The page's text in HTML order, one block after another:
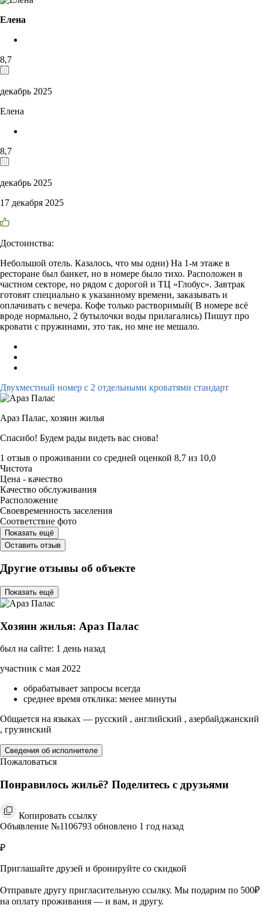
Елена
8,7
декабрь 2025
Елена
8,7
декабрь 2025
17 декабря 2025
Достоинства:
Небольшой отель. Казалось, что мы одни) На 1-м этаже в
ресторане был банкет, но в номере было тихо. Расположен в
частном секторе, но рядом с дорогой и ТЦ «Глобус». Завтрак
готовят специально к указанному времени, заказывать и
оплачивать с вечера. Кофе только растворимый( В номере всё
вроде нормально, 2 бутылочки воды прилагались) Пишут про
кровати с пружинами, это так, но мне не мешало.
Двухместный номер с 2 отдельными кроватями стандарт
Араз Палас, хозяин жилья
Спасибо! Будем рады видеть вас снова!
1 отзыв о проживании со средней оценкой 8,7 из 10,0
Чистота
Цена - качество
Качество обслуживания
Расположение
Своевременность заселения
Соответствие фото
Показать ещё
Оставить отзыв
Другие отзывы об объекте
Показать ещё
Хозяин жилья: Араз Палас
был на сайте: 1 день назад
участник с мая 2022
обрабатывает запросы всегда
среднее время отклика: менее минуты
Общается на языках — русский , английский , азербайджанский
, грузинский
Сведения об исполнителе
Пожаловаться
Понравилось жильё? Поделитесь с друзьями
Копировать ссылку
Объявление №1106793 обновлено 1 год назад
₽
Приглашайте друзей и бронируйте со скидкой
Отправьте другу пригласительную ссылку. Мы подарим по 500₽
на оплату проживания — и вам, и другу.